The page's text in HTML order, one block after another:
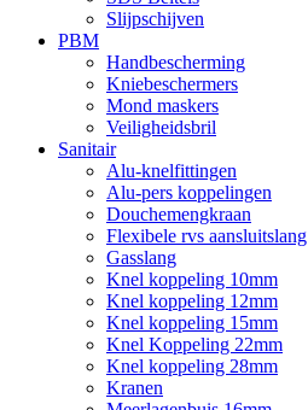
Slijpschijven
PBM
Handbescherming
Kniebeschermers
Mond maskers
Veiligheidsbril
Sanitair
Alu-knelfittingen
Alu-pers koppelingen
Douchemengkraan
Flexibele rvs aansluitslang
Gasslang
Knel koppeling 10mm
Knel koppeling 12mm
Knel koppeling 15mm
Knel Koppeling 22mm
Knel koppeling 28mm
Kranen